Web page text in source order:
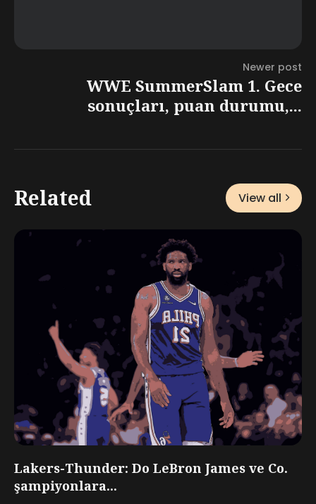
Newer post
WWE SummerSlam 1. Gece
sonuçları, puan durumu,...
Related View all
Lakers-Thunder: Do LeBron James ve Co.
şampiyonlara...